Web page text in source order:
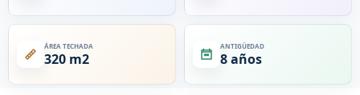
ÁREA TECHADA
320 m2
ANTIGÜEDAD
8 años